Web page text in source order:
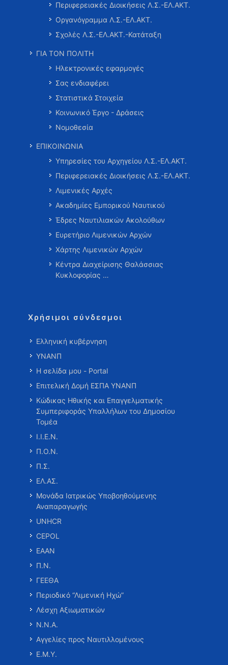
Περιφερειακές Διοικήσεις Λ.Σ.-ΕΛ.ΑΚΤ.
Οργανόγραμμα Λ.Σ.-ΕΛ.ΑΚΤ.
Σχολές Λ.Σ.-ΕΛ.ΑΚΤ.-Κατάταξη
ΓΙΑ ΤΟΝ ΠΟΛΙΤΗ
Ηλεκτρονικές εφαρμογές
Σας ενδιαφέρει
Στατιστικά Στοιχεία
Κοινωνικό Έργο - Δράσεις
Νομοθεσία
ΕΠΙΚΟΙΝΩΝΙΑ
Υπηρεσίες του Αρχηγείου Λ.Σ.-ΕΛ.ΑΚΤ.
Περιφερειακές Διοικήσεις Λ.Σ.-ΕΛ.ΑΚΤ.
Λιμενικές Αρχές
Ακαδημίες Εμπορικού Ναυτικού
Έδρες Ναυτιλιακών Ακολούθων
Ευρετήριο Λιμενικών Αρχών
Χάρτης Λιμενικών Αρχών
Κέντρα Διαχείρισης Θαλάσσιας
Κυκλοφορίας …
Χρήσιμοι σύνδεσμοι
Ελληνική κυβέρνηση
ΥΝΑΝΠ
Η σελίδα μου - Portal
Επιτελική Δομή ΕΣΠΑ ΥΝΑΝΠ
Κώδικας Ηθικής και Επαγγελματικής
Συμπεριφοράς Υπαλλήλων του Δημοσίου
Τομέα
Ι.Ι.Ε.Ν.
Π.Ο.Ν.
Π.Σ.
ΕΛ.ΑΣ.
Μονάδα Ιατρικώς Υποβοηθούμενης
Αναπαραγωγής
UNHCR
CEPOL
ΕΑΑΝ
Π.Ν.
ΓΕΕΘΑ
Περιοδικό “Λιμενική Ηχώ”
Λέσχη Αξιωματικών
Ν.Ν.Α.
Αγγελίες προς Ναυτιλλομένους
Ε.Μ.Υ.